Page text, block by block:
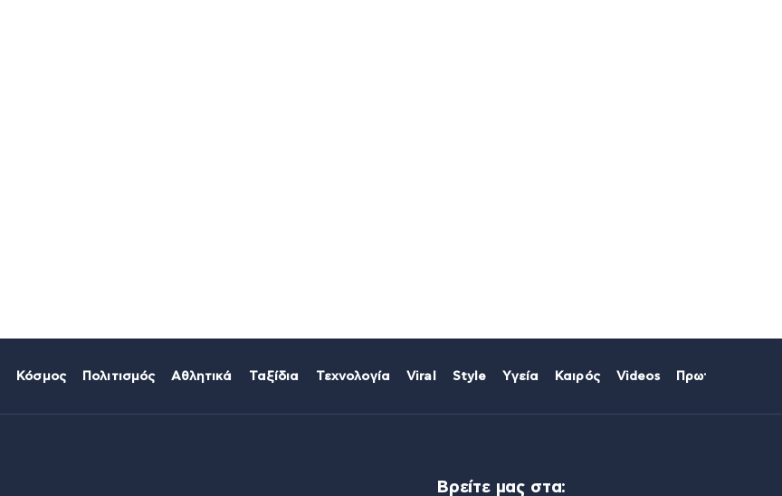
Κόσμος Πολιτισμός Αθλητικά Ταξίδια Τεχνολογία Viral Style Υγεία Καιρός Videos Πρωτοσέλιδα
Βρείτε μας στα: